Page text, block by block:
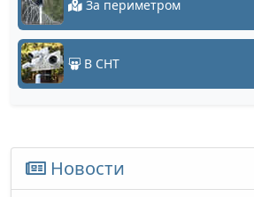
За периметром
В СНТ
Новости